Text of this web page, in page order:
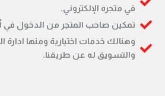
في متجره الإلكتروني.
تمكين صاحب المتجر من الدخول في
وهنالك خدمات اختيارية ومنها ادارة
والتسويق له عن طريقنا.